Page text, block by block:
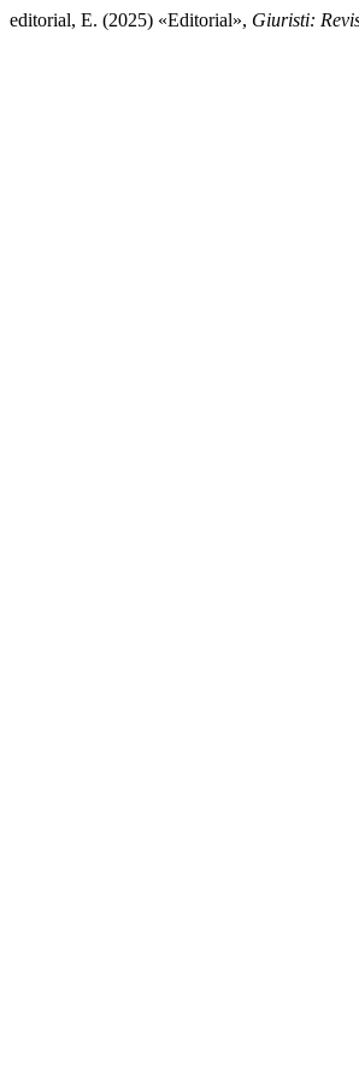
editorial, E. (2025) «Editorial», Giuristi: